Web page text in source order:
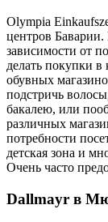
Olympia
центров
зависимости от
делать покупки
обувных
подстричь
бакалею, или
различных
потребности
детская зона и
Очень часто
Dallmayr в